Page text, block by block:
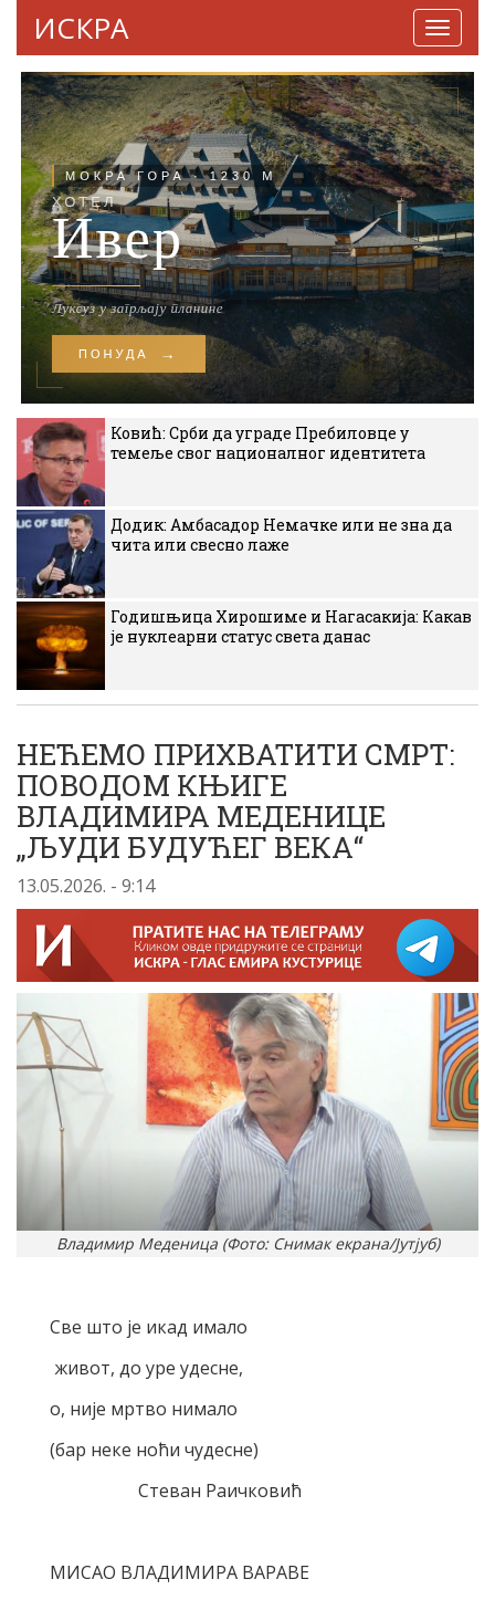
ИСКРА
Ковић: Срби да уграде Пребиловце у
темеље свог националног идентитета
Додик: Амбасадор Немачке или не зна да
чита или свесно лаже
Годишњица Хирошиме и Нагасакија: Какав
је нуклеарни статус света данас
НЕЋЕМО ПРИХВАТИТИ СМРТ:
ПОВОДОМ КЊИГЕ
ВЛАДИМИРА МЕДЕНИЦЕ
„ЉУДИ БУДУЋЕГ ВЕКА“
13.05.2026. - 9:14
Владимир Меденица (Фото: Снимак екрана/Јутјуб)
Све што је икад имало
живот, до уре удесне,
о, није мртво нимало
(бар неке ноћи чудесне)
Стеван Раичковић
МИСАО ВЛАДИМИРА ВАРАВЕ